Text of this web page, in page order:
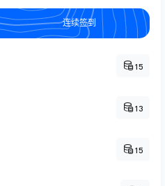
连续签到
15
13
15